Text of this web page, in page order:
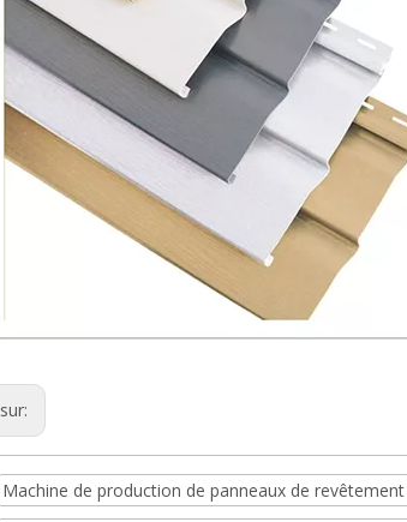
sur:
Machine de production de panneaux de revêtement